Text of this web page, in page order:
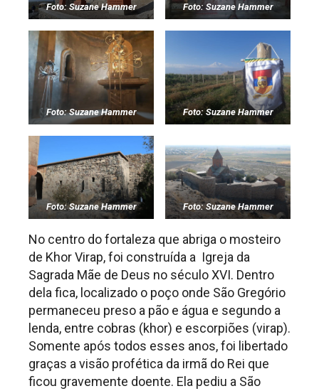
Foto: Suzane Hammer Foto: Suzane Hammer
Foto: Suzane Hammer Foto: Suzane Hammer
Foto: Suzane Hammer Foto: Suzane Hammer
No centro do fortaleza que abriga o mosteiro
de Khor Virap, foi construída a Igreja da
Sagrada Mãe de Deus no século XVI. Dentro
dela fica, localizado o poço onde São Gregório
permaneceu preso a pão e água e segundo a
lenda, entre cobras (khor) e escorpiões (virap).
Somente após todos esses anos, foi libertado
graças a visão profética da irmã do Rei que
ficou gravemente doente. Ela pediu a São